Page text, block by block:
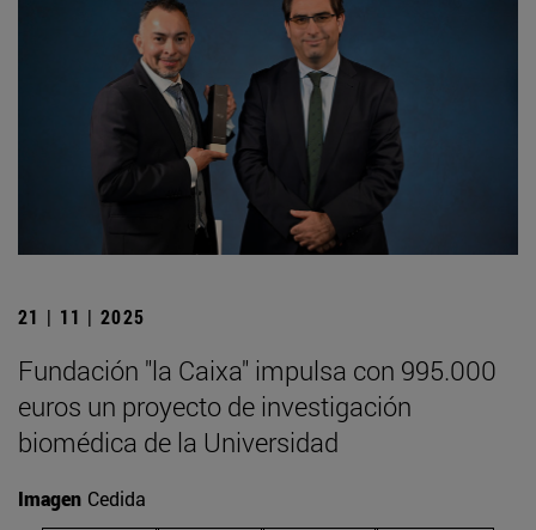
21 | 11 | 2025
Fundación "la Caixa" impulsa con 995.000
euros un proyecto de investigación
biomédica de la Universidad
Imagen Cedida